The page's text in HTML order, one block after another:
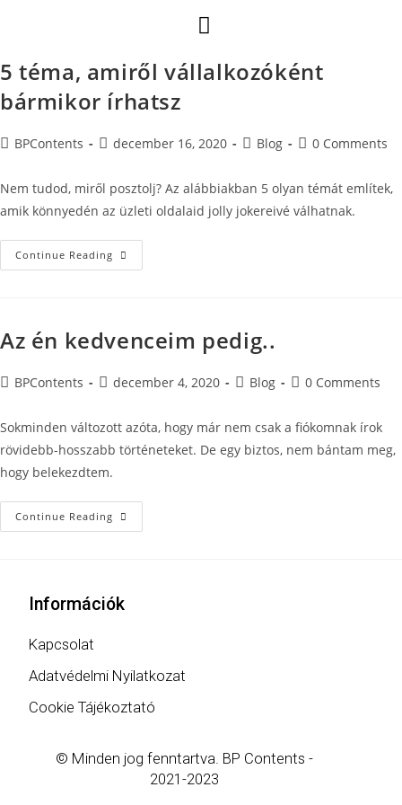
5 téma, amiről vállalkozóként
bármikor írhatsz
BPContents december 16, 2020 Blog 0 Comments
Nem tudod, miről posztolj? Az alábbiakban 5 olyan témát említek,
amik könnyedén az üzleti oldalaid jolly jokereivé válhatnak.
Continue Reading
Az én kedvenceim pedig..
BPContents december 4, 2020 Blog 0 Comments
Sokminden változott azóta, hogy már nem csak a fiókomnak írok
rövidebb-hosszabb történeteket. De egy biztos, nem bántam meg,
hogy belekezdtem.
Continue Reading
Információk
Kapcsolat
Adatvédelmi Nyilatkozat
Cookie Tájékoztató
© Minden jog fenntartva. BP Contents -
2021-2023